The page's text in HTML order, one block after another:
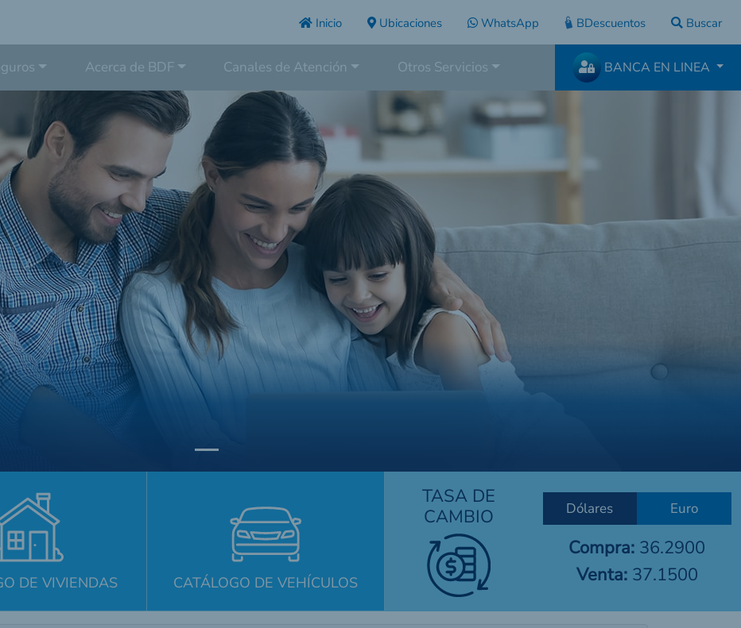
Inicio Ubicaciones WhatsApp BDescuentos Buscar
Acerca de BDF Canales de Atención Otros Servicios BANCA EN LINEA
DE VIVIENDAS CATÁLOGO DE VEHÍCULOS
TASA DE
CAMBIO
Dólares Euro
Compra: 36.2900
Venta:37.1500